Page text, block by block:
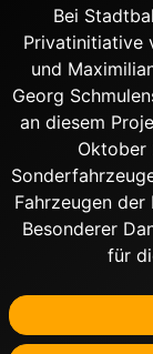
Bei
Privatinitiative
und
Georg
an diesem
Oktober
Fahrzeugen der
Besonderer
für